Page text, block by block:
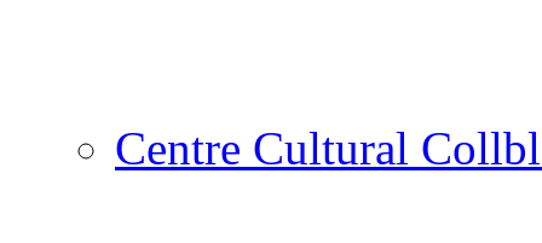
Centre Cultural